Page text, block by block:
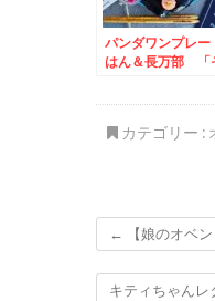
パンダワンプレー
はん＆長万部 「
カテゴリー :
← 【娘のオベ
キティちゃん